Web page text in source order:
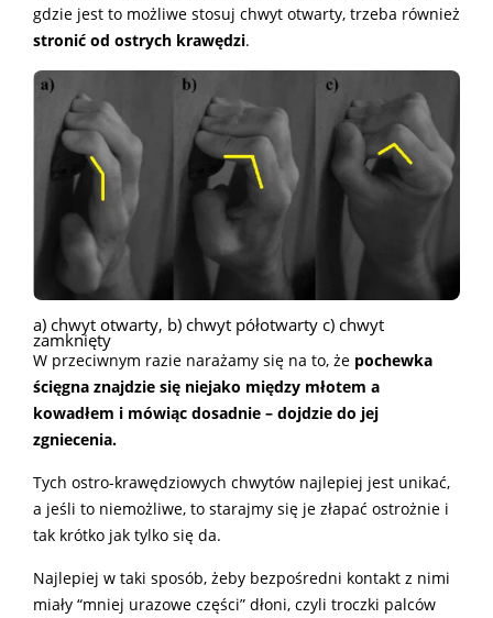
gdzie jest to możliwe stosuj chwyt otwarty, trzeba również
stronić od ostrych krawędzi.
a) chwyt otwarty, b) chwyt półotwarty c) chwyt
zamknięty
W przeciwnym razie narażamy się na to, że pochewka
ścięgna znajdzie się niejako między młotem a
kowadłem i mówiąc dosadnie – dojdzie do jej
zgniecenia.
Tych ostro-krawędziowych chwytów najlepiej jest unikać,
a jeśli to niemożliwe, to starajmy się je złapać ostrożnie i
tak krótko jak tylko się da.
Najlepiej w taki sposób, żeby bezpośredni kontakt z nimi
miały “mniej urazowe części” dłoni, czyli troczki palców